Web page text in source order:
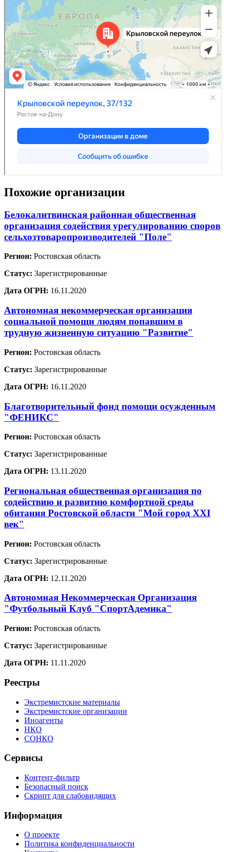
Похожие организации
Белокалитвинская районная общественная
организация содействия урегулированию споров
сельхозтоваропроизводителей "Поле"
Регион: Ростовская область
Статус: Зарегистрированные
Дата ОГРН: 16.11.2020
Автономная некоммерческая организация
социальной помощи людям попавшим в
трудную жизненную ситуацию "Развитие"
Регион: Ростовская область
Статус: Зарегистрированные
Дата ОГРН: 16.11.2020
Благотворительный фонд помощи осужденным
"ФЕНИКС"
Регион: Ростовская область
Статус: Зарегистрированные
Дата ОГРН: 13.11.2020
Региональная общественная организация по
содействию и развитию комфортной среды
обитания Ростовской области "Мой город XXI
век"
Регион: Ростовская область
Статус: Зарегистрированные
Дата ОГРН: 12.11.2020
Автономная Некоммерческая Организация
"Футбольный Клуб "СпортАдемика"
Регион: Ростовская область
Статус: Зарегистрированные
Дата ОГРН: 11.11.2020
Реестры
Экстремистские материалы
Экстремистские организации
Иноагенты
НКО
СОНКО
Сервисы
Контент-фильтр
Безопасный поиск
Скрипт для слабовидящих
Информация
О проекте
Политика конфиденциальности